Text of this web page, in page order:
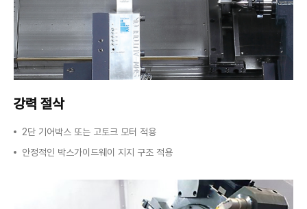
강력 절삭
2단 기어박스 또는 고토크 모터 적용
안정적인 박스가이드웨이 지지 구조 적용